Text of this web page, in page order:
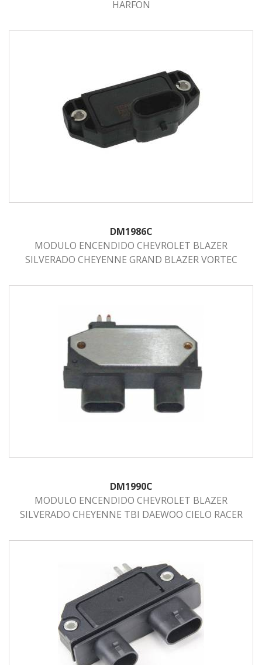
HARFON
DM1986C
MODULO ENCENDIDO CHEVROLET BLAZER
SILVERADO CHEYENNE GRAND BLAZER VORTEC
DM1990C
MODULO ENCENDIDO CHEVROLET BLAZER
SILVERADO CHEYENNE TBI DAEWOO CIELO RACER